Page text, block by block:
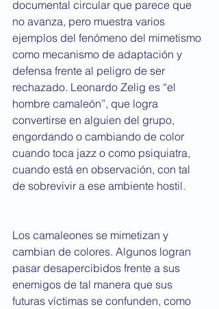
documental circular que parece que
no avanza, pero muestra varios
ejemplos del fenómeno del mimetismo
como mecanismo de adaptación y
defensa frente al peligro de ser
rechazado. Leonardo Zelig es “el
hombre camaleón”, que logra
convertirse en alguien del grupo,
engordando o cambiando de color
cuando toca jazz o como psiquiatra,
cuando está en observación, con tal
de sobrevivir a ese ambiente hostil.
Los camaleones se mimetizan y
cambian de colores. Algunos logran
pasar desapercibidos frente a sus
enemigos de tal manera que sus
futuras víctimas se confunden, como